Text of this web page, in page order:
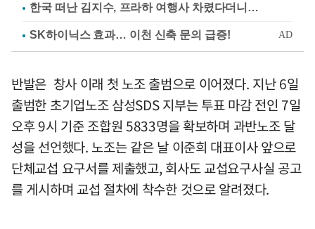
한국 떠난 김지수, 프라하 여행사 차렸다더니…
반발은 창사 이래 첫 노조 출범으로 이어졌다. 지난 6일
출범한 초기업노조 삼성SDS 지부는 투표 마감 전인 7일
오후 9시 기준 조합원 5833명을 확보하며 과반노조 달
성을 선언했다. 노조는 같은 날 이준희 대표이사 앞으로
단체교섭 요구서를 제출했고, 회사도 교섭요구사실 공고
를 게시하며 교섭 절차에 착수한 것으로 알려졌다.